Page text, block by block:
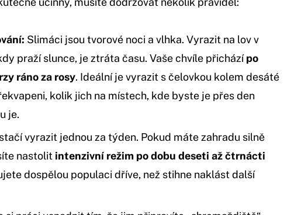
Slimáci jsou tvorové noci a vlhka. Vyrazit na lov v
praží slunce, je ztráta času. Vaše chvíle přicházípo
ráno za rosy. Ideální je vyrazit s čelovkou kolem desáté
kolik jich na místech, kde byste je přes den
je.
vyrazit jednou za týden. Pokud máte zahradu silně
nastolit intenzivní režim po dobu deseti až čtrnácti
dospělou populaci dříve, než stihne naklást další